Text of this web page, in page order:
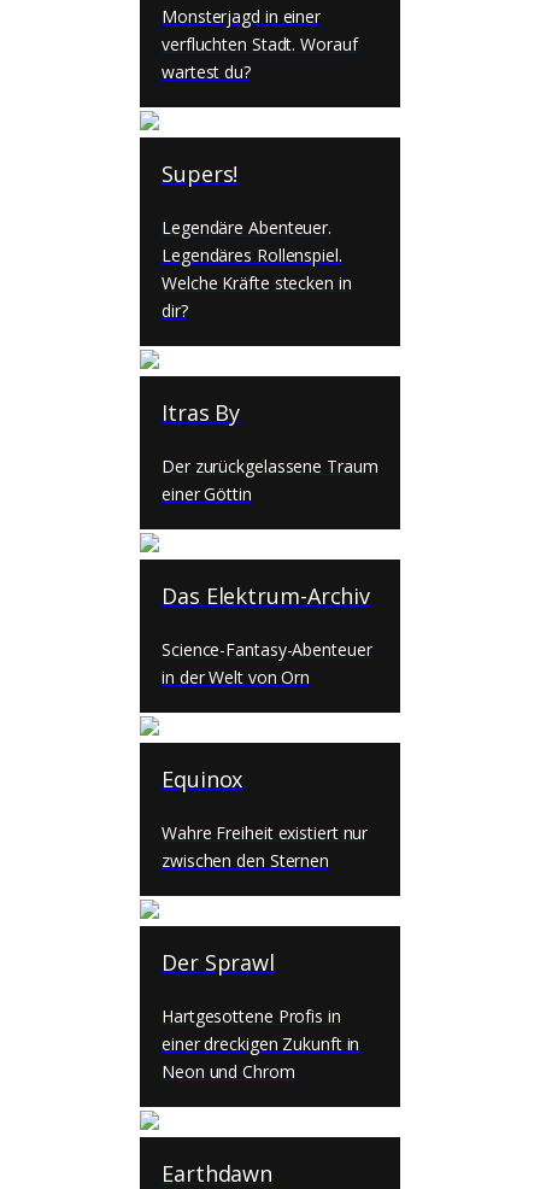
Monsterjagd in einer
verfluchten Stadt. Worauf
wartest du?
Supers!
Legendäre Abenteuer.
Legendäres Rollenspiel.
Welche Kräfte stecken in
dir?
Itras By
Der zurückgelassene Traum
einer Göttin
Das Elektrum-Archiv
Science-Fantasy-Abenteuer
in der Welt von Orn
Equinox
Wahre Freiheit existiert nur
zwischen den Sternen
Der Sprawl
Hartgesottene Profis in
einer dreckigen Zukunft in
Neon und Chrom
Earthdawn